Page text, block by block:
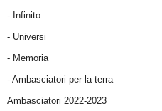
- Infinito
- Universi
- Memoria
- Ambasciatori per la terra
Ambasciatori 2022-2023